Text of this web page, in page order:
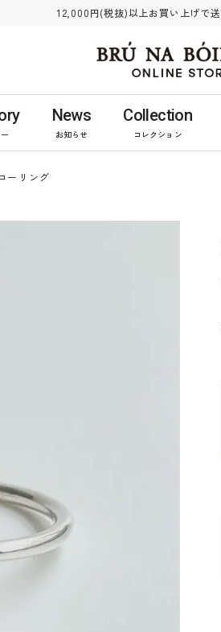
12,000円(税抜)以上お買い上げで
News
お知らせ
Collection
コレクション
ーリング